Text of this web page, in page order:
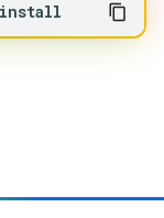
install